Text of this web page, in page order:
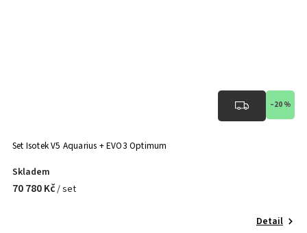
–20 %
Set Isotek V5 Aquarius + EVO3 Optimum
Skladem
70 780 Kč/ set
Detail